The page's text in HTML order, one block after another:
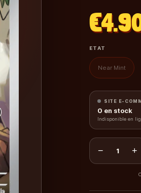
ETAT
Near Mint
SITE E-
0 en stock
Indisponible en
− 1 +